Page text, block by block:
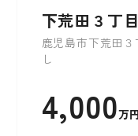
下荒田３丁
鹿児島市下荒田
し
4,000万円